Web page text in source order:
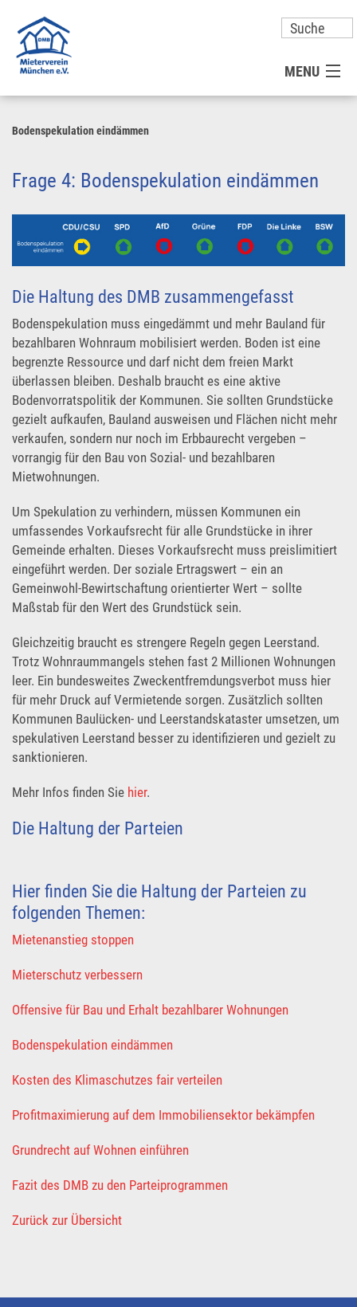
MENU
UNSER VEREIN
PRESSE
KONTAKT
Bodenspekulation eindämmen
Frage 4: Bodenspekulation eindämmen
Die Haltung des DMB zusammengefasst
Bodenspekulation muss eingedämmt und mehr Bauland für
bezahlbaren Wohnraum mobilisiert werden. Boden ist eine
begrenzte Ressource und darf nicht dem freien Markt
überlassen bleiben. Deshalb braucht es eine aktive
Bodenvorratspolitik der Kommunen. Sie sollten Grundstücke
gezielt aufkaufen, Bauland ausweisen und Flächen nicht mehr
verkaufen, sondern nur noch im Erbbaurecht vergeben –
vorrangig für den Bau von Sozial- und bezahlbaren
Mietwohnungen.
Um Spekulation zu verhindern, müssen Kommunen ein
umfassendes Vorkaufsrecht für alle Grundstücke in ihrer
Gemeinde erhalten. Dieses Vorkaufsrecht muss preislimitiert
eingeführt werden. Der soziale Ertragswert – ein an
Gemeinwohl-Bewirtschaftung orientierter Wert – sollte
Maßstab für den Wert des Grundstück sein.
Gleichzeitig braucht es strengere Regeln gegen Leerstand.
Trotz Wohnraummangels stehen fast 2 Millionen Wohnungen
leer. Ein bundesweites Zweckentfremdungsverbot muss hier
für mehr Druck auf Vermietende sorgen. Zusätzlich sollten
Kommunen Baulücken- und Leerstandskataster umsetzen, um
spekulativen Leerstand besser zu identifizieren und gezielt zu
sanktionieren.
Mehr Infos finden Sie hier.
Die Haltung der Parteien
Hier finden Sie die Haltung der Parteien zu
folgenden Themen:
Mietenanstieg stoppen
Mieterschutz verbessern
Offensive für Bau und Erhalt bezahlbarer Wohnungen
Bodenspekulation eindämmen
Kosten des Klimaschutzes fair verteilen
Profitmaximierung auf dem Immobiliensektor bekämpfen
Grundrecht auf Wohnen einführen
Fazit des DMB zu den Parteiprogrammen
Zurück zur Übersicht